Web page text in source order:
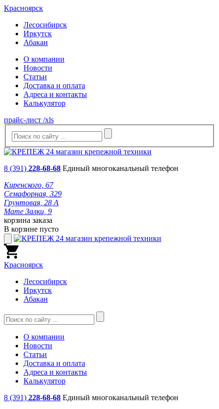
Красноярск
Лесосибирск
Иркутск
Абакан
О компании
Новости
Статьи
Доставка и оплата
Адреса и контакты
Калькулятор
прайс-лист /xls
8 (391) 228-68-68 Единый многоканальный телефон
Киренского, 67
Семафорная, 329
Грунтовая, 28 А
Мате Залки, 9
корзина заказа
В корзине пусто
Красноярск
Лесосибирск
Иркутск
Абакан
О компании
Новости
Статьи
Доставка и оплата
Адреса и контакты
Калькулятор
8 (391) 228-68-68 Единый многоканальный телефон